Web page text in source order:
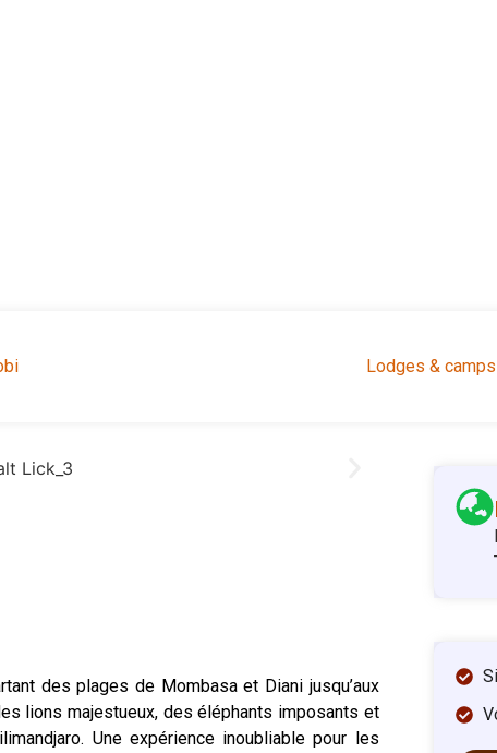
Lodges & camps
des plages de Mombasa et Diani jusqu’aux
lions majestueux, des éléphants imposants et
Une expérience inoubliable pour les